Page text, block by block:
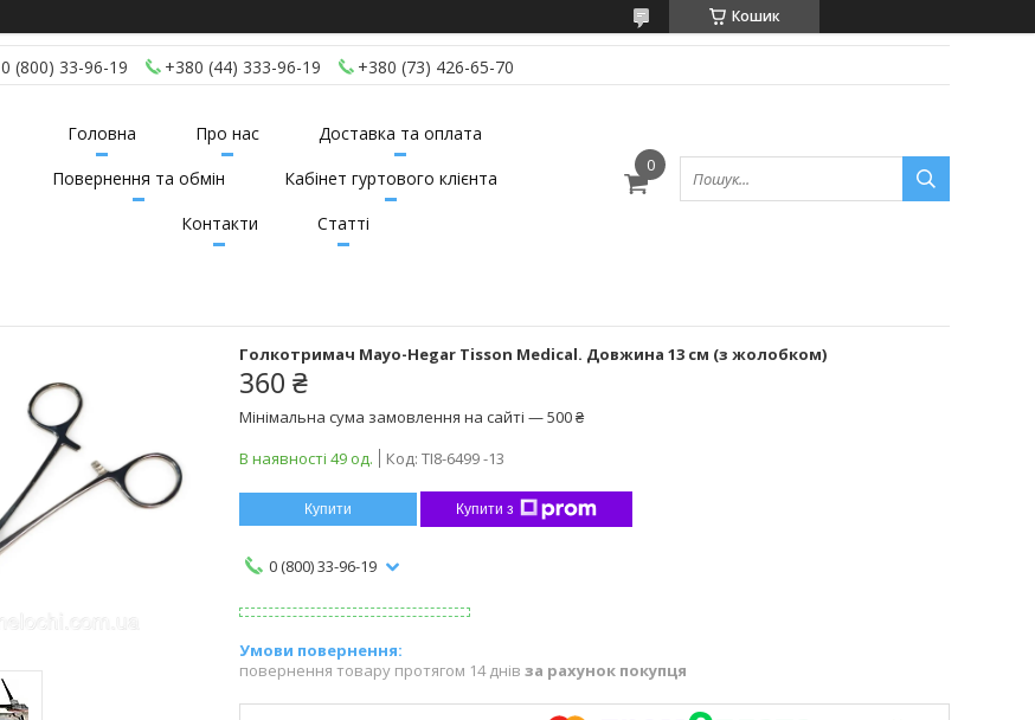
Кошик
0 (800) 33-96-19 +380 (44) 333-96-19 +380 (73) 426-65-70
Головна Про нас
Доставка та оплата
Повернення та обмін
Кабінет гуртового клієнта
Контакти
Статті
Голкотримач Mayo-Hegar Tisson Medical. Довжина 13 см (з жолобком)
360 ₴
Мінімальна сума замовлення на сайті — 500 ₴
В наявності 49 од.
Код: TI8-6499 -13
Купити Купити з
0 (800) 33-96-19
повернення товару протягом 14 днів за рахунок покупця